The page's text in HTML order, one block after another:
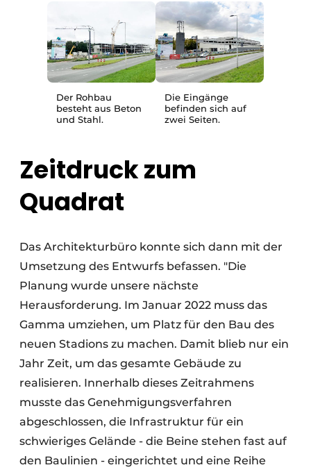
Der Rohbau
besteht aus Beton
und Stahl.
Die Eingänge
befinden sich auf
zwei Seiten.
Zeitdruck zum
Quadrat
Das Architekturbüro konnte sich dann mit der
Umsetzung des Entwurfs befassen. "Die
Planung wurde unsere nächste
Herausforderung. Im Januar 2022 muss das
Gamma umziehen, um Platz für den Bau des
neuen Stadions zu machen. Damit blieb nur ein
Jahr Zeit, um das gesamte Gebäude zu
realisieren. Innerhalb dieses Zeitrahmens
musste das Genehmigungsverfahren
abgeschlossen, die Infrastruktur für ein
schwieriges Gelände - die Beine stehen fast auf
den Baulinien - eingerichtet und eine Reihe